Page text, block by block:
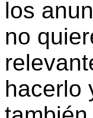
los
no
hacerlo